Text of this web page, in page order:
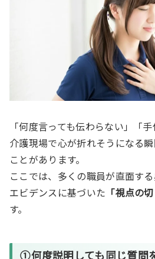
「何度言っても伝わらない」「
介護現場で心が折れそうになる
ことがあります。
ここでは、多くの職員が直面する
エビデンスに基づいた 「視点の
す。
①何度説明しても同じ質問